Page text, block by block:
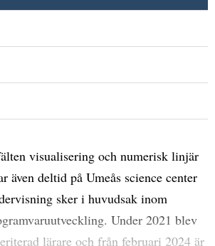
visualisering och numerisk linjär
även deltid på Umeås science center
sker i huvudsak inom
Under 2021 blev
lärare och från februari 2024 är